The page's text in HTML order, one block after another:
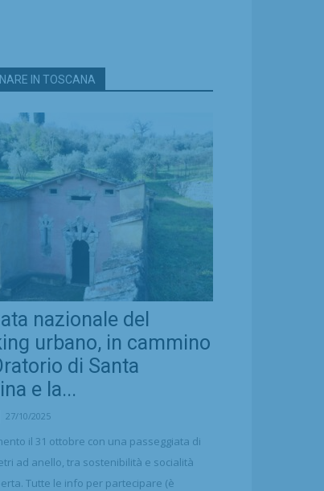
IN TOSCANA
nazionale del
urbano, in cammino
di Santa
e la...
27/10/2025
il 31 ottobre con una passeggiata di
ad anello, tra sostenibilità e socialità
Tutte le info per partecipare (è